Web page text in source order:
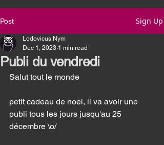
Post Sign Up
Publi du vendredi
Lodovicus Nym
Dec 1, 2023 1 min read
Salut tout le monde
petit cadeau de noel, il va avoir une
publi tous les jours jusqu'au 25
décembre \o/